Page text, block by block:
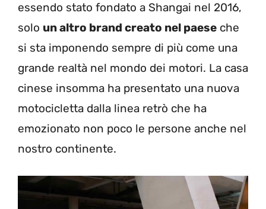
essendo stato fondato a Shangai nel 2016,
solo un altro brand creato nel paese che
si sta imponendo sempre di più come una
grande realtà nel mondo dei motori. La casa
cinese insomma ha presentato una nuova
motocicletta dalla linea retrò che ha
emozionato non poco le persone anche nel
nostro continente.